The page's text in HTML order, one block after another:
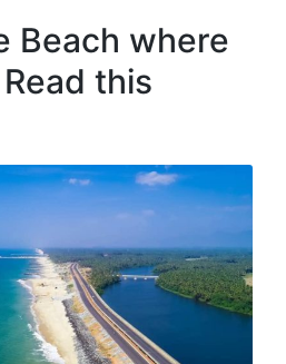
Beach where
this